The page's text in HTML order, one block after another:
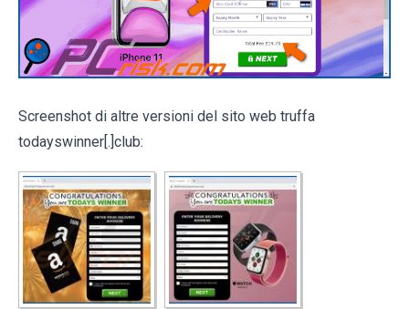
Screenshot di altre versioni del sito web truffa
todayswinner[.]club: